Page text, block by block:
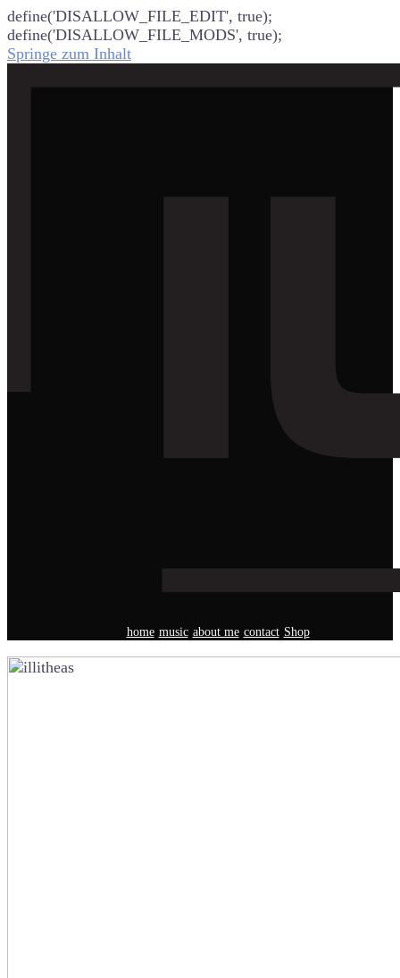
define('DISALLOW_FILE_EDIT', true);
define('DISALLOW_FILE_MODS', true);
Springe zum Inhalt
home music about me contact Shop